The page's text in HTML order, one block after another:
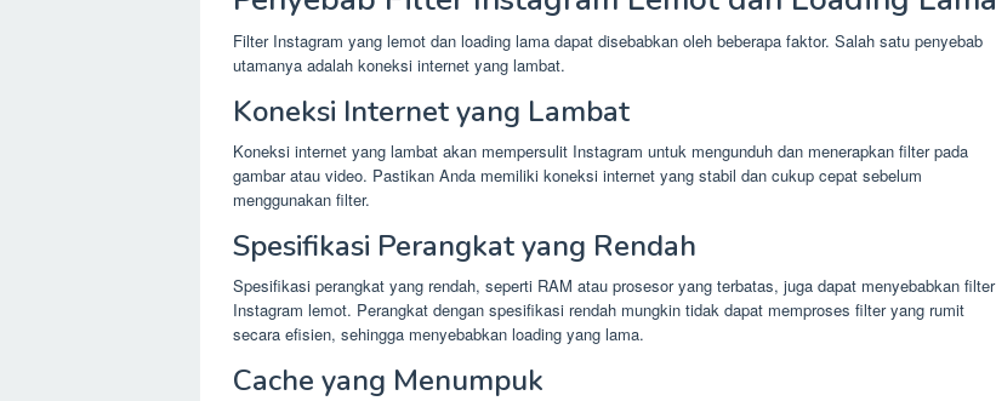
Filter Instagram yang lemot dan loading lama dapat disebabkan oleh beberapa faktor. Salah satu penyebab
utamanya adalah koneksi internet yang lambat.
Koneksi Internet yang Lambat
Koneksi internet yang lambat akan mempersulit Instagram untuk mengunduh dan menerapkan filter pada
gambar atau video. Pastikan Anda memiliki koneksi internet yang stabil dan cukup cepat sebelum
menggunakan filter.
Spesifikasi Perangkat yang Rendah
Spesifikasi perangkat yang rendah, seperti RAM atau prosesor yang terbatas, juga dapat menyebabkan filter
Instagram lemot. Perangkat dengan spesifikasi rendah mungkin tidak dapat memproses filter yang rumit
secara efisien, sehingga menyebabkan loading yang lama.
Cache yang Menumpuk